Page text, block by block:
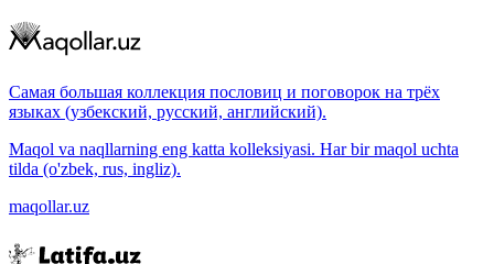
Самая большая коллекция пословиц и поговорок на трёх
языках (узбекский, русский, английский).
Maqol va naqllarning eng katta kolleksiyasi. Har bir maqol uchta
tilda (o'zbek, rus, ingliz).
maqollar.uz